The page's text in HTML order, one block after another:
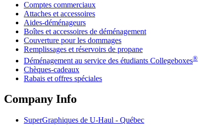
Comptes commerciaux
Attaches et accessoires
Aides-déménageurs
Boîtes et accessoires de déménagement
Couverture pour les dommages
Remplissages et réservoirs de propane
Déménagement au service des étudiants Collegeboxes®
Chèques-cadeaux
Rabais et offres spéciales
Company Info
SuperGraphiques de U-Haul - Québec